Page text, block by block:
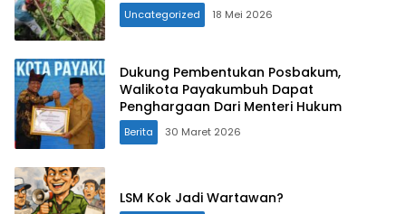
Uncategorized 18 Mei 2026
Dukung Pembentukan Posbakum,
Walikota Payakumbuh Dapat
Penghargaan Dari Menteri Hukum
Berita 30 Maret 2026
LSM Kok Jadi Wartawan?